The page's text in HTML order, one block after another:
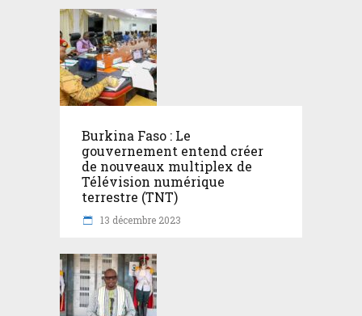
Burkina Faso : Le
gouvernement entend créer
de nouveaux multiplex de
Télévision numérique
terrestre (TNT)
13 décembre 2023